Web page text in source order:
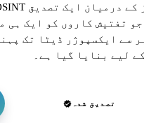
تفتیش کاروں کو ایک ہی
سے ایکسپوژر ڈیٹا تک
کے لیے بنایا گیا ہے۔
تصدیق شدہ